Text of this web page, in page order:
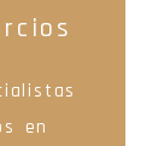
en